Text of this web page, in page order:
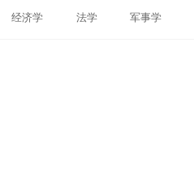
经济学 法学 军事学